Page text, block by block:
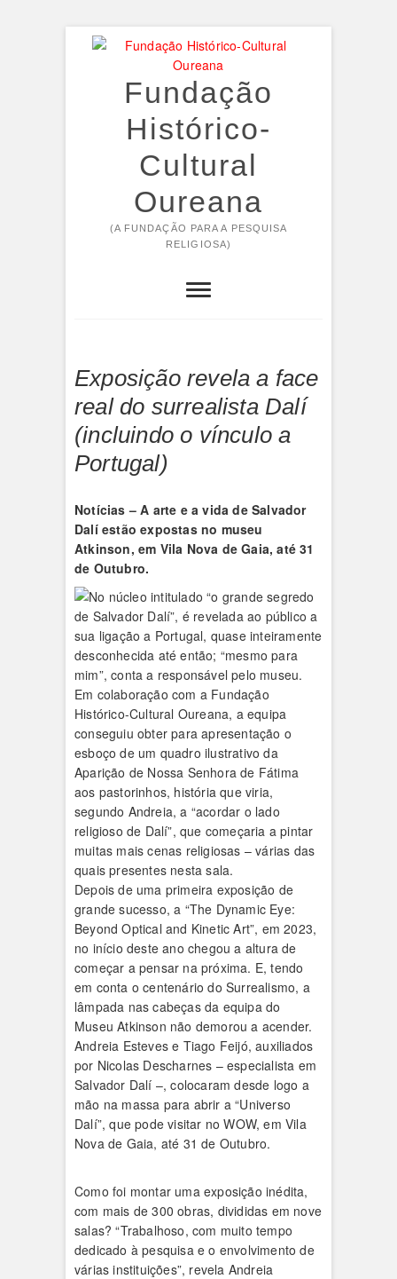
Fundação
Histórico-
Cultural
Oureana
(A FUNDAÇÃO PARA A PESQUISA
RELIGIOSA)
Exposição revela a face
real do surrealista Dalí
(incluindo o vínculo a
Portugal)
Notícias – A arte e a vida de Salvador
Dalí estão expostas no museu
Atkinson, em Vila Nova de Gaia, até 31
de Outubro.
Depois de uma primeira exposição de
grande sucesso, a “The Dynamic Eye:
Beyond Optical and Kinetic Art”, em 2023,
no início deste ano chegou a altura de
começar a pensar na próxima. E, tendo
em conta o centenário do Surrealismo, a
lâmpada nas cabeças da equipa do
Museu Atkinson não demorou a acender.
Andreia Esteves e Tiago Feijó, auxiliados
por Nicolas Descharnes – especialista em
Salvador Dalí –, colocaram desde logo a
mão na massa para abrir a “Universo
Dalí”, que pode visitar no WOW, em Vila
Nova de Gaia, até 31 de Outubro.
Como foi montar uma exposição inédita,
com mais de 300 obras, divididas em nove
salas? “Trabalhoso, com muito tempo
dedicado à pesquisa e o envolvimento de
várias instituições”, revela Andreia